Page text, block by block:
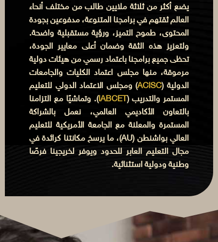
يضع أكثر من ثلاثة ملايين طالب من مختلف أنحاء
العالم ثقتهم في برامجنا المتنوعة، مدفوعين بجودة
المحتوى، طموح التميز، ورؤية مستقبلية واضحة.
ولتعزيز هذه الثقة وضمان أعلى معايير الجودة،
تحظى جميع برامجنا باعتماد رسمي من هيئات دولية
مرموقة، منها مجلس اعتماد الكليات والجامعات
الدولية (ACISC) ومجلس الاعتماد الدولي للتعليم
المستمر والتدريب (IABCET). وتماشيًا مع التزامنا
بالتعاون الأكاديمي العالمي، نعمل بالشراكة
المستمرة والمعلنة مع الجامعة الأمريكية للتعليم
العالي بواشنطن (AU)، ما يرسخ مكانتنا كرائدة في
مجال التعليم العابر للحدود ويوفر لخريجينا فرصًا
وطنية ودولية استثنائية.